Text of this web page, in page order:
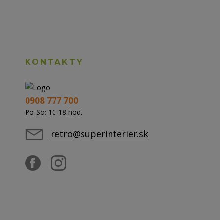
KONTAKTY
0908 777 700
Po-So: 10-18 hod.
retro@superinterier.sk